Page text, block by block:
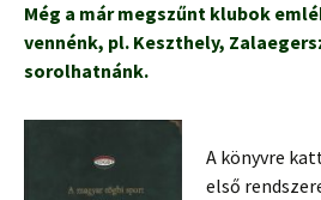
Még a már megszűnt klubok
vennénk, pl. Keszthely,
sorolhatnánk.
A könyvre
első